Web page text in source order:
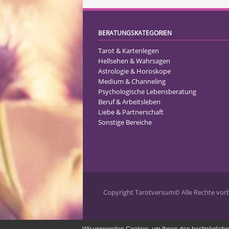
BERATUNGSKATEGORIEN
Tarot & Kartenlegen
Hellsehen & Wahrsagen
Astrologie & Horoskope
Medium & Channeling
Psychologische Lebensberatung
Beruf & Arbeitsleben
Liebe & Partnerschaft
Sonstige Bereiche
Copyright Tarotversum© Alle Rechte